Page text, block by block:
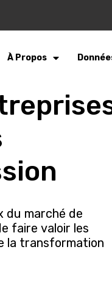
À Propos
du marché de
faire valoir les
la transformation